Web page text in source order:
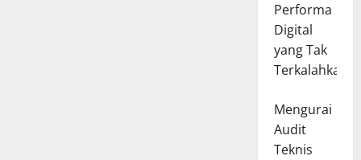
Performa
Digital
yang Tak
Terkalahkan
Mengurai
Audit
Teknis